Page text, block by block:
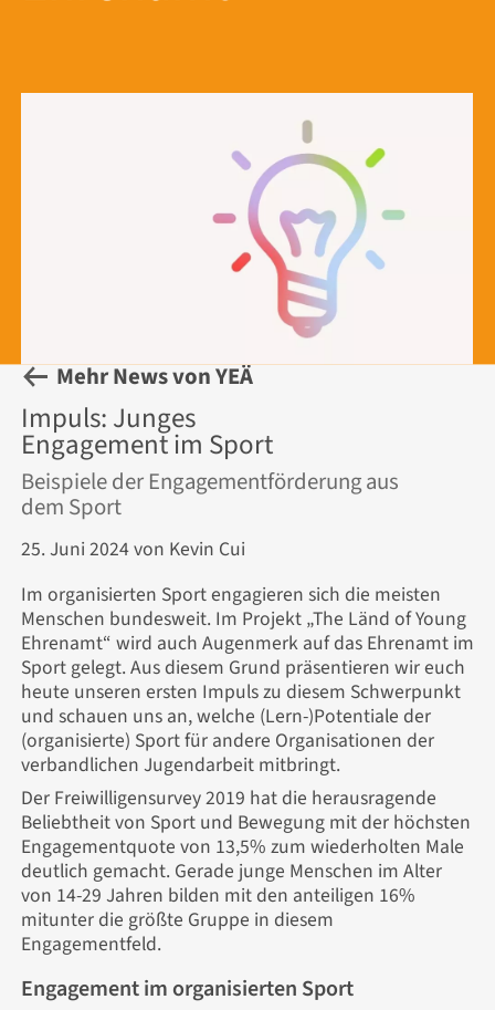
Impuls: Junges
Engagement im Sport
Beispiele der Engagementförderung aus
dem Sport
25. Juni 2024von Kevin Cui
Im organisierten Sport engagieren sich die meisten
Menschen bundesweit. Im Projekt „The Länd of Young
Ehrenamt“ wird auch Augenmerk auf das Ehrenamt im
Sport gelegt. Aus diesem Grund präsentieren wir euch
heute unseren ersten Impuls zu diesem Schwerpunkt
und schauen uns an, welche (Lern-)Potentiale der
(organisierte) Sport für andere Organisationen der
verbandlichen Jugendarbeit mitbringt.
Der Freiwilligensurvey 2019 hat die herausragende
Beliebtheit von Sport und Bewegung mit der höchsten
Engagementquote von 13,5% zum wiederholten Male
deutlich gemacht. Gerade junge Menschen im Alter
von 14-29 Jahren bilden mit den anteiligen 16%
mitunter die größte Gruppe in diesem
Engagementfeld.
Engagement im organisierten Sport
Mehr News von YEÄ